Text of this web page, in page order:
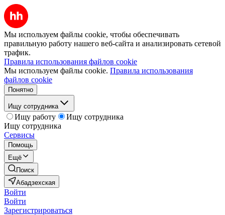
Мы используем файлы cookie, чтобы обеспечивать
правильную работу нашего веб-сайта и анализировать сетевой
трафик.
Правила использования файлов cookie
Мы используем файлы cookie. Правила использования
файлов cookie
Понятно
Ищу сотрудника
Ищу работу
Ищу сотрудника
Ищу сотрудника
Сервисы
Помощь
Ещё
Поиск
Абадзехская
Войти
Войти
Зарегистрироваться